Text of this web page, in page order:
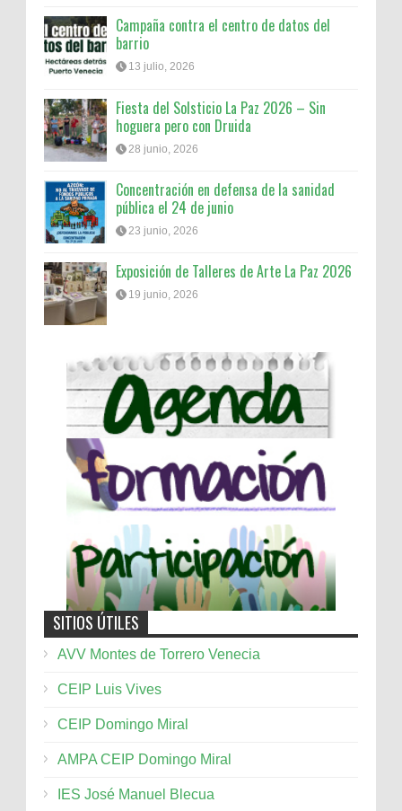
Campaña contra el centro de datos del
barrio
13 julio, 2026
Fiesta del Solsticio La Paz 2026 – Sin
hoguera pero con Druida
28 junio, 2026
Concentración en defensa de la sanidad
pública el 24 de junio
23 junio, 2026
Exposición de Talleres de Arte La Paz 2026
19 junio, 2026
SITIOS ÚTILES
AVV Montes de Torrero Venecia
CEIP Luis Vives
CEIP Domingo Miral
AMPA CEIP Domingo Miral
IES José Manuel Blecua